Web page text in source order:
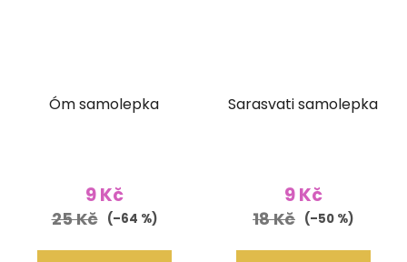
Óm samolepka
9 Kč
25 Kč (–64 %)
Sarasvati samolepka
9 Kč
18 Kč (–50 %)